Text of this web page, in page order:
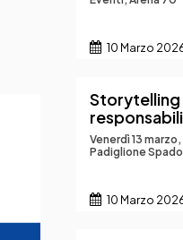
10 Marzo
Storytelling
raccontare
Venerdì 13
Padiglione
10 Marzo